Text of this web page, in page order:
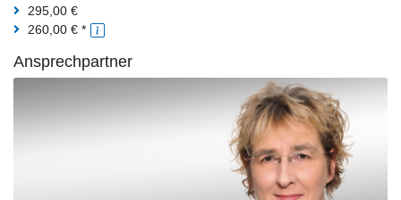
295,00 €
260,00 € *
Ansprechpartner